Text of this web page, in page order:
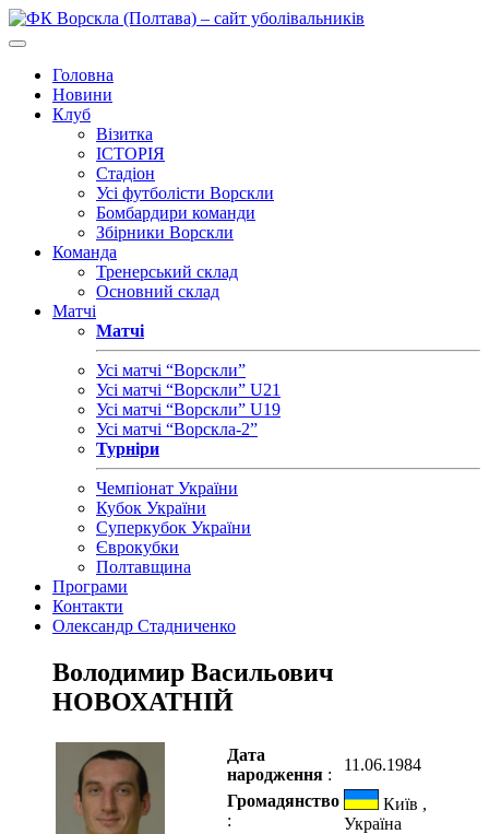
Головна
Новини
Клуб
Візитка
ІСТОРІЯ
Стадіон
Усі футболісти Ворскли
Бомбардири команди
Збірники Ворскли
Команда
Тренерський склад
Основний склад
Матчі
Матчі
Усі матчі “Ворскли”
Усі матчі “Ворскли” U21
Усі матчі “Ворскли” U19
Усі матчі “Ворскла-2”
Турніри
Чемпіонат України
Кубок України
Суперкубок України
Єврокубки
Полтавщина
Програми
Контакти
Олександр Стадниченко
Володимир Васильович
НОВОХАТНІЙ
Дата
народження :
11.06.1984
Громадянство
:
Київ ,
Україна